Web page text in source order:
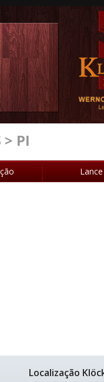
> PI
Localização